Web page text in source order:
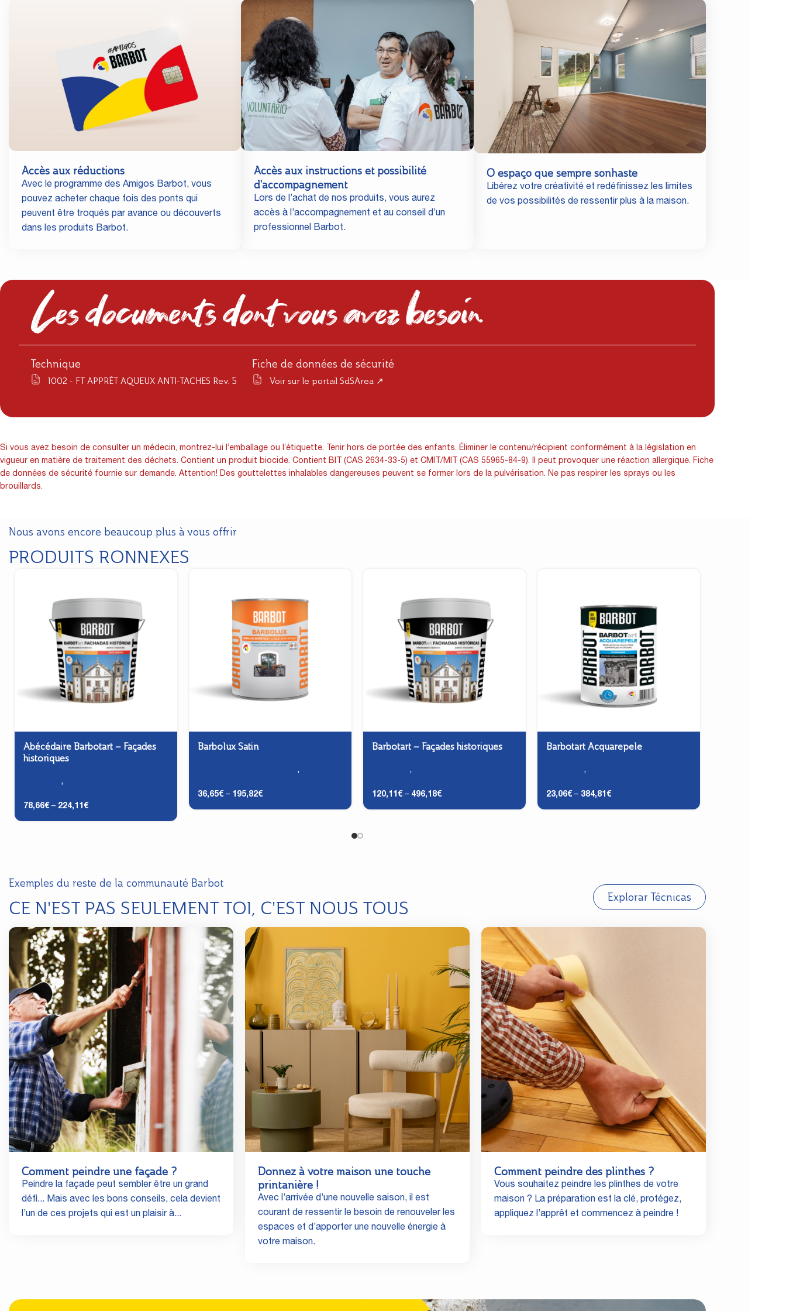
Accès aux réductions
Avec le programme des Amigos Barbot, vous
pouvez acheter chaque fois des ponts qui
peuvent être troqués par avance ou découverts
dans les produits Barbot.
Accès aux instructions et possibilité
d'accompagnement
Lors de l’achat de nos produits, vous aurez
accès à l’accompagnement et au conseil d’un
professionnel Barbot.
O espaço que sempre sonhaste
Libérez votre créativité et redéfinissez les limites
de vos possibilités de ressentir plus à la maison.
Les documents dont vous avez besoin
Technique
1002 - FT APPRÊT AQUEUX ANTI-TACHES Rev. 5
Fiche de données de sécurité
Voir sur le portail SdSArea ↗
Si vous avez besoin de consulter un médecin, montrez-lui l’emballage ou l’étiquette. Tenir hors de portée des enfants. Éliminer le contenu/récipient conformément à la législation en
vigueur en matière de traitement des déchets. Contient un produit biocide. Contient BIT (CAS 2634-33-5) et CMIT/MIT (CAS 55965-84-9). Il peut provoquer une réaction allergique. Fiche
de données de sécurité fournie sur demande. Attention! Des gouttelettes inhalables dangereuses peuvent se former lors de la pulvérisation. Ne pas respirer les sprays ou les
brouillards.
Nous avons encore beaucoup plus à vous offrir
PRODUITS RONNEXES
Abécédaire Barbotart – Façades
historiques
,
78,66€ – 224,11 €
Barbolux Satin
,
36,65€ – 195,82€
Barbotart – Façades historiques
,
120,11 € – 496,18€
Barbotart Acquarepele
,
23,06€ – 384,81 €
Exemples du reste de la communauté Barbot
CE N'EST PAS SEULEMENT TOI, C'EST NOUS TOUS Explorar Técnicas
Comment peindre une façade ?
Peindre la façade peut sembler être un grand
défi... Mais avec les bons conseils, cela devient
l’un de ces projets qui est un plaisir à...
Donnez à votre maison une touche
printanière !
Avec l’arrivée d’une nouvelle saison, il est
courant de ressentir le besoin de renouveler les
espaces et d’apporter une nouvelle énergie à
votre maison.
Comment peindre des plinthes ?
Vous souhaitez peindre les plinthes de votre
maison ? La préparation est la clé, protégez,
appliquez l’apprêt et commencez à peindre !